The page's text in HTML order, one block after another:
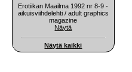
Erotiikan Maailma 1992 nr 8-9 -
aikuisviihdelehti / adult graphics
magazine
Näytä
Näytä kaikki